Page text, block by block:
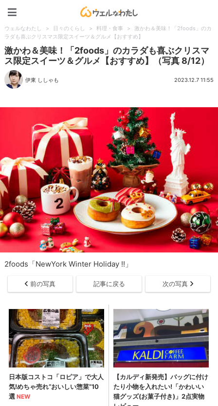
ウェルなわたし > 日々のくらし > 料理・食事 >
激かわ＆美味！「2foods」のカ
ラダも喜ぶクリスマス限定スイーツ＆グルメ【おすすめ】
激かわ＆美味！「2foods」のカラダも喜ぶクリスマ
ス限定スイーツ＆グルメ【おすすめ】（写真 8/12）
伊東 ししゃも 2023.12.7 11:55
2foods「NewYork Winter Holiday !!」
前の写真 記事に戻る 次の写真